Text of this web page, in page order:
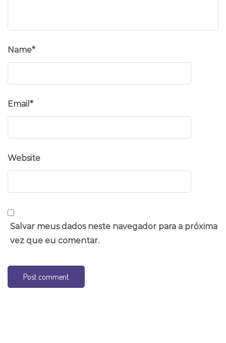
Name*
Email *
Website
Salvar meus dados neste navegador para a próxima
vez que eu comentar.